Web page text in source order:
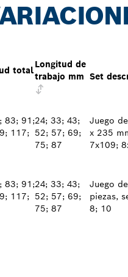
total
Longitud de
trabajo mm Set
83; 91;
117;
24; 33; 43;
52; 57; 69;
75; 87
Juego
x 235
7x109;
83; 91;
117;
24; 33; 43;
52; 57; 69;
75; 87
Juego
piezas,
8; 10